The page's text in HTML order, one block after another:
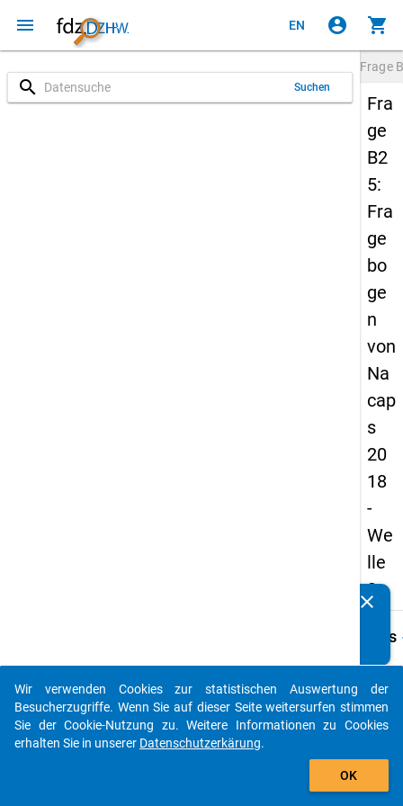
menu EN account_circle shopping_cart
search Suchen
Frage
Fra
ge
B2
5:
Fra
ge
bo
ge
n
von
Na
cap
s
20
18
-
We
lle
3
Details
B25
In
clear
auto_stories
add_shopping_cart
Wir verwenden Cookies zur statistischen Auswertung der
Besucherzugriffe. Wenn Sie auf dieser Seite weitersurfen stimmen
Sie der Cookie-Nutzung zu. Weitere Informationen zu Cookies
erhalten Sie in unserer Datenschutzerkärung.
OK